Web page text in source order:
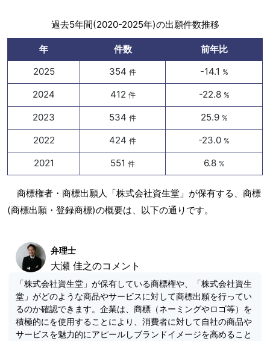
過去5年間(2020-2025年)の出願件数推移
年 件数
前年比
2025
354 件 -14.1 %
2024 412 件 -22.8 %
2023 534 件 25.9 %
2022 424 件 -23.0 %
2021 551 件 6.8 %
商標権者・商標出願人「株式会社資生堂」が保有する、商標
(商標出願・登録商標)の概要は、以下の通りです。
弁理士
大瀬 佳之のコメント
「株式会社資生堂」が保有している商標権や、「株式会社資生
堂」がどのような商品やサービスに対して商標出願を行ってい
るのか確認できます。企業は、商標（ネーミングやロゴ等）を
積極的にを使用することにより、消費者に対して自社の商品や
サービスを魅力的にアピールしブランドイメージを高めること